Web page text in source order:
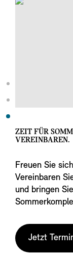
ZEIT FÜR
VEREINBAREN.
Freuen Sie
Vereinbaren
und bringen
Jetzt